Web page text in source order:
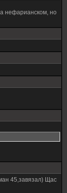
нефарианском, но
45,завязал) Щас